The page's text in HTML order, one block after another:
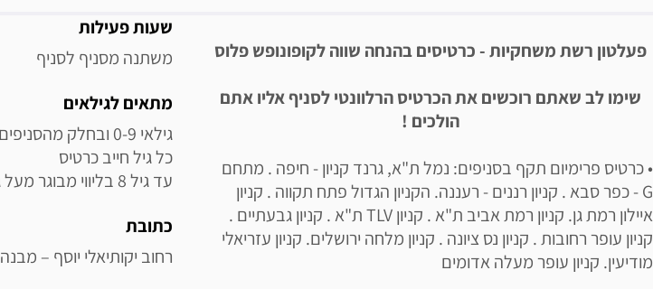
פעלטון רשת משחקיות - כרטיסים בהנחה שווה לקופונופש פלוס
שימו לב שאתם רוכשים את הכרטיס הרלוונטי לסניף אליו אתם
הולכים !
• כרטיס פרימיום תקף בסניפים: נמל ת"א, גרנד קניון - חיפה . מתחם
G - כפר סבא . קניון רננים - רעננה. הקניון הגדול פתח תקווה . קניון
איילון רמת גן. קניון רמת אביב ת"א . קניון TLV ת"א . קניון גבעתיים .
קניון עופר רחובות . קניון נס ציונה . קניון מלחה ירושלים. קניון עזריאלי
מודיעין. קניון עופר מעלה אדומים
מידע נוסף
שעות פעילות
משתנה מסניף לסניף
מתאים לגילאים
עד גיל 8 בליווי מבוגר מעל גיל 18 (חינם)
כתובת
רחוב יקותיאלי יוסף – מבנה 25,